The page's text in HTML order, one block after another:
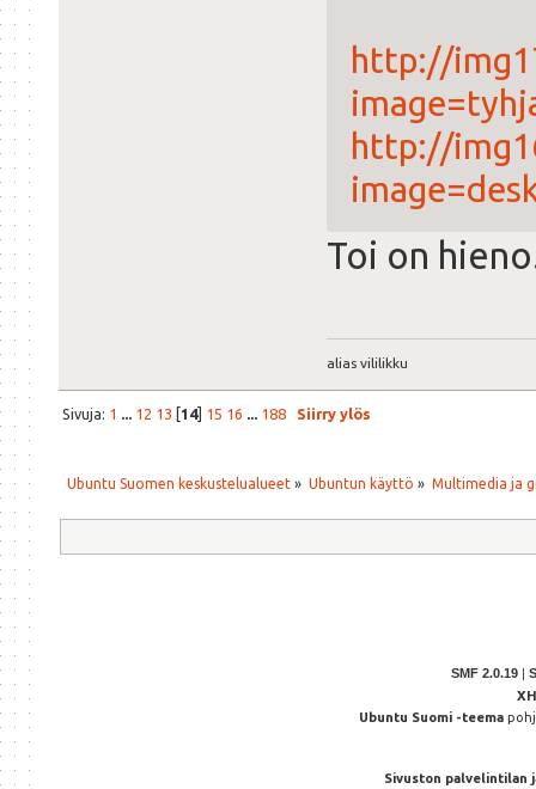
http://
http://
Toi on
alias vililikku
Sivuja: 1 ... 12 13 [14] 15 16 ... 188 Siirry ylös
Ubuntu Suomen keskustelualueet » Ubuntun käyttö » Multimedia ja
SMF 2.0.19
Ubuntu Suomi -teema
Sivuston palvelintilan